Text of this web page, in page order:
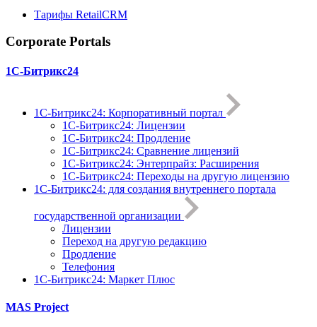
Тарифы RetailCRM
Corporate Portals
1С-Битрикс24
1С-Битрикс24: Корпоративный портал
1С-Битрикс24: Лицензии
1С-Битрикс24: Продление
1С-Битрикс24: Сравнение лицензий
1С-Битрикс24: Энтерпрайз: Расширения
1С-Битрикс24: Переходы на другую лицензию
1C-Битрикс24: для создания внутреннего портала
государственной организации
Лицензии
Переход на другую редакцию
Продление
Телефония
1С-Битрикс24: Маркет Плюс
MAS Project